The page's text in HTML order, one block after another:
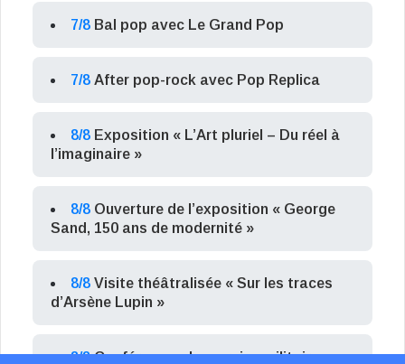
7/8 Bal pop avec Le Grand Pop
7/8 After pop-rock avec Pop Replica
8/8 Exposition « L’Art pluriel – Du réel à
l’imaginaire »
8/8 Ouverture de l’exposition « George
Sand, 150 ans de modernité »
8/8 Visite théâtralisée « Sur les traces
d’Arsène Lupin »
8/8 Conférence « Le service militaire